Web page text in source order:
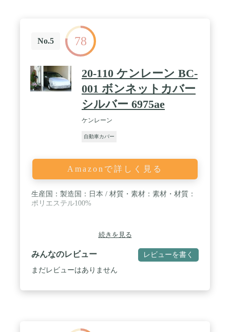
法は簡単です。本品には7つの蛍光反射ベルトがあ
り、夜間の警告として使用できます。側面にはジッ
パーがあり、車内で物を拾うときにとても便利で
す。 ジッパーには蛍光反射テープが付いており、夜
でも簡単に見つけることができます。 / 【安心なサ
ービス】おかげさまで大変人気となりました。ご不
明な点や製品の不具合等がございましたら、お気軽
にメールにてご連絡ください。できるだけ早く返事
致します。 本社は製品とサービスにこだわり、常に
のため、ご注文前にカバーのサイズをご確認くださ
合がありますので、少し余裕を持ったサイズをお選
No.5 78
20-110 ケンレーン BC-
001 ボンネットカバー
シルバー 6975ae
ケンレーン
自動車カバー
Amazonで詳しく見る
生産国：製造国：日本 / 材質・素材：素材・材質：
ポリエステル100%
続きを見る
みんなのレビュー レビューを書く
まだレビューはありません